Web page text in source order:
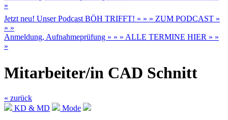
»
Jetzt neu! Unser Podcast BÖH TRIFFT! » » » ZUM PODCAST »
» »
Anmeldung, Aufnahmeprüfung » » » ALLE TERMINE HIER » »
»
Mitarbeiter/in CAD Schnitt
« zurück
KD & MD
Mode